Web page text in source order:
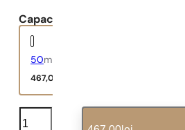
Capacitate:
50ml
467,00
Diamonds
cantitate